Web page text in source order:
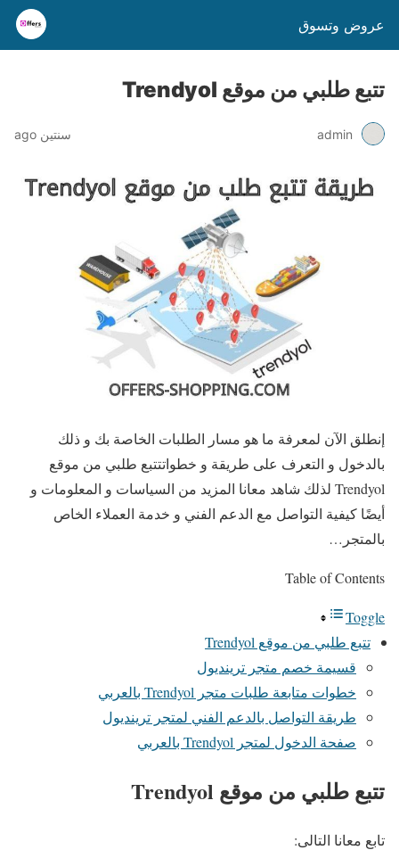
عروض وتسوق
تتبع طلبي من موقع Trendyol
admin سنتين ago
إنطلق الآن لمعرفة ما هو مسار الطلبات الخاصة بك و ذلك
بالدخول و التعرف على طريقة و خطواتتتبع طلبي من موقع
Trendyol لذلك شاهد معانا المزيد من السياسات و المعلومات و
أيضًا كيفية التواصل مع الدعم الفني و خدمة العملاء الخاص
بالمتجر…
Table of Contents
Toggle
تتبع طلبي من موقع Trendyol
قسيمة خصم متجر ترينديول
خطوات متابعة طلبات متجر Trendyol بالعربي
طريقة التواصل بالدعم الفني لمتجر ترينديول
صفحة الدخول لمتجر Trendyol بالعربي
تتبع طلبي من موقع Trendyol
تابع معانا التالى: